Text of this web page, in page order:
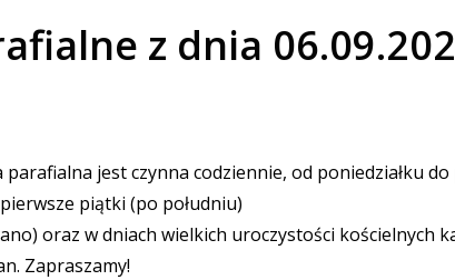
z dnia
jest czynna codziennie, od poniedziałku do
piątki (po południu)
oraz w dniach wielkich uroczystości kościelnych
Zapraszamy!